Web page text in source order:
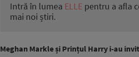
Intră în lumea ELLE pentru a afla
mai noi știri.
Meghan Markle și Prințul Harry i-au